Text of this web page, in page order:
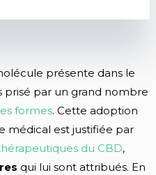
présente dans le
prisé par un grand nombre
formes. Cette adoption
médical est justifiée par
du CBD,
qui lui sont attribués. En